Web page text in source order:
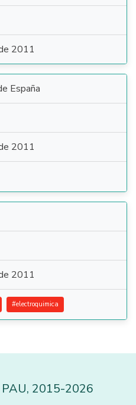
2011
España
2011
2011
#electroquimica
, 2015-2026